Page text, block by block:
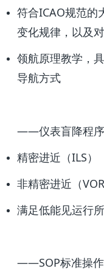
符合ICAO规范的
变化规律，以及
领航原理教学，
导航方式
——仪表盲降程
精密进近（ILS）
非精密进近（VOR
满足低能见运行
——SOP标准操